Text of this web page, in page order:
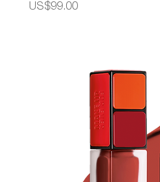
가격
US$99.00